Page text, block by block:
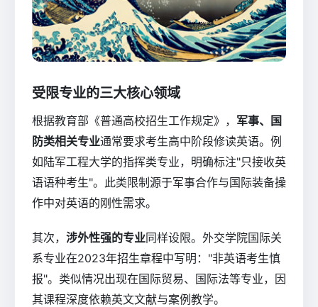
受限专业的三大核心领域
根据教育部《普通高校招生工作规定》， 军事、国
防类相关专业通常要求考生高中阶段修读英语。例
如陆军工程大学的指挥类专业，明确标注"只接收英
语语种考生"。此类限制源于军事合作与国际装备操
作中对英语的刚性需求。
其次， 涉外性强的专业同样设限。外交学院国际关
系专业在2023年招生章程中写明："非英语考生慎
报"。类似情况出现在国际贸易、国际法等专业，因
其课程深度依赖英文文献与案例教学。